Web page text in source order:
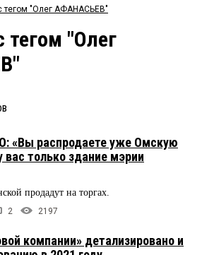
Мнения
Рейтинги
тегом "Олег АФАНАСЬЕВ"
"Олег
«Вы распродаете уже Омскую
вас только здание мэрии
продадут на торгах.
2 2197
компании» детализировано и